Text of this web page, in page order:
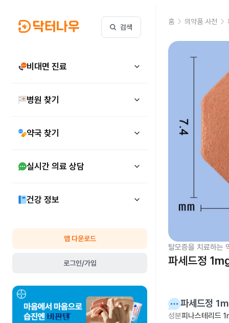
검색
비대면 진료
병원 찾기
약국 찾기
실시간 의료 상담
건강 정보
앱 다운로드
로그인/가입
홈 의약품 사전
탈모증을 치료하는
파세드정
파세드정
성분피나스테리드